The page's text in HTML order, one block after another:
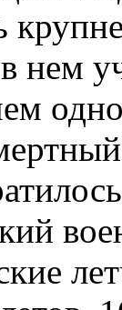
нем